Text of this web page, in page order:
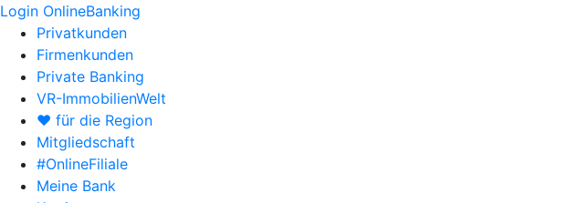
Login OnlineBanking
Privatkunden
Firmenkunden
Private Banking
VR-ImmobilienWelt
♥ für die Region
Mitgliedschaft
#OnlineFiliale
Meine Bank